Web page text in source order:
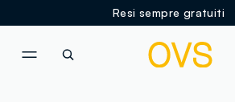
Resi sempre gratuiti